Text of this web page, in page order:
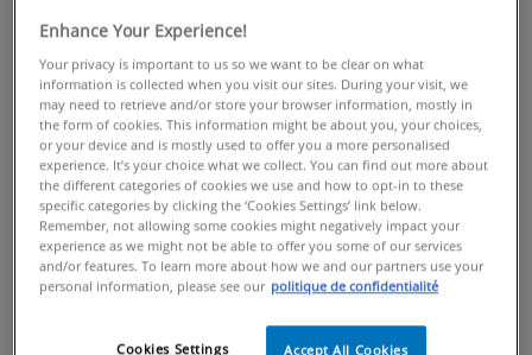
Skin Renewing Sérum Rétinol Visage Tous
Types De Peaux
Le Skin Renewing Sérum Rétinol CeraVe est un sérum anti-âge
visage et cou formulé avec du rétinol encapsulé, pour une
efficacité optimale sans irriter. Enrichi en3 Céramides
essentielset enacide hyaluronique, il atténue l'apparence des
rides et des ridules, unifie le teint, réduit visiblement les taches
pigmentaires et affine le grain de peau.
INGRÉDIENTS
COMMENT UTILISER
Enhance Your Experience!
Your privacy is important to us so we want to be clear on what
information is collected when you visit our sites. During your visit, we
may need to retrieve and/or store your browser information, mostly in
the form of cookies. This information might be about you, your choices,
or your device and is mostly used to offer you a more personalised
experience. It’s your choice what we collect. You can find out more about
the different categories of cookies we use and how to opt-in to these
specific categories by clicking the ‘Cookies Settings’ link below.
Remember, not allowing some cookies might negatively impact your
experience as we might not be able to offer you some of our services
and/or features. To learn more about how we and our partners use your
personal information, please see our politique de confidentialité
Cookies Settings Accept All Cookies